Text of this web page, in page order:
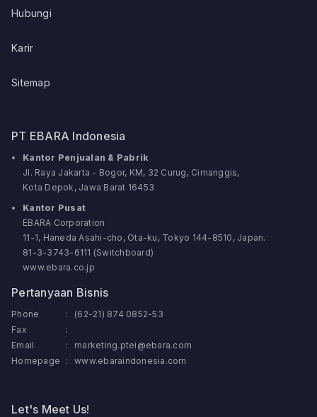
Hubungi
Karir
Sitemap
PT EBARA Indonesia
Kantor Penjualan & Pabrik
Jl. Raya Jakarta - Bogor, KM, 32 Curug, Cimanggis,
Kota Depok, Jawa Barat 16453
Kantor Pusat
EBARA Corporation
11-1, Haneda Asahi-cho, Ota-ku, Tokyo 144-8510, Japan.
81-3-3743-6111 (Switchboard)
www.ebara.co.jp
Pertanyaan Bisnis
Phone :
(62-21) 874 0852-53
Fax
:
Email
:
marketing.ptei@ebara.com
Homepage
: www.ebaraindonesia.com
Let's Meet Us!